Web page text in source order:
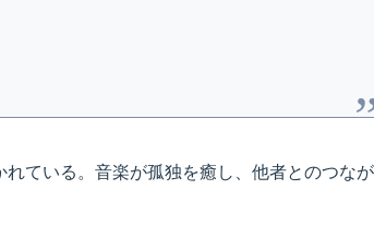
ている。音楽が孤独を癒し、他者とのつなが